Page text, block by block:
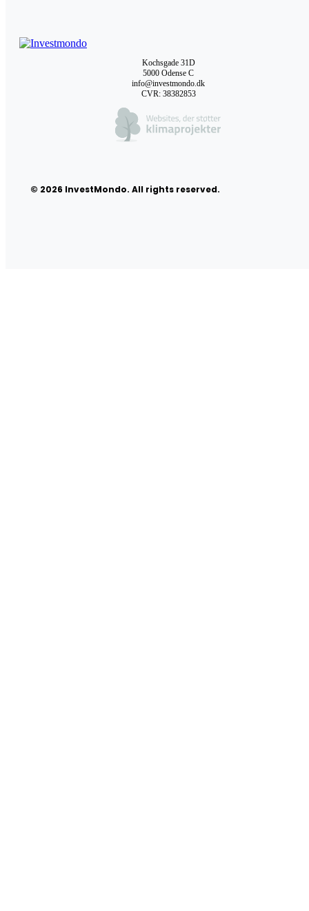
Kochsgade 31D
5000 Odense C
info@investmondo.dk
CVR: 38382853
© 2026 InvestMondo. All rights reserved.